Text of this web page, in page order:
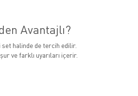
Avantajlı?
set halinde de tercih edilir.
ve farklı uyarıları içerir.